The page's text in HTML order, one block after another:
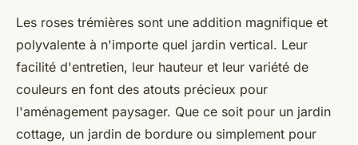
Les roses trémières sont une addition magnifique et
polyvalente à n'importe quel jardin vertical. Leur
facilité d'entretien, leur hauteur et leur variété de
couleurs en font des atouts précieux pour
l'aménagement paysager. Que ce soit pour un jardin
cottage, un jardin de bordure ou simplement pour